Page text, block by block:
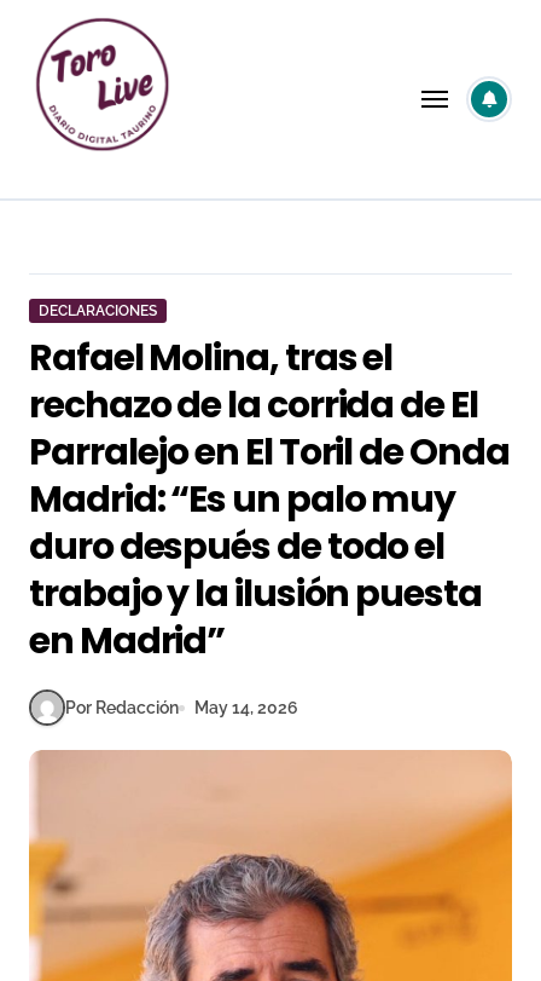
contenido
DECLARACIONES
Rafael Molina, tras el
rechazo de la corrida de El
Parralejo en El Toril de Onda
Madrid: “Es un palo muy
duro después de todo el
trabajo y la ilusión puesta
en Madrid”
Por Redacción May 14, 2026